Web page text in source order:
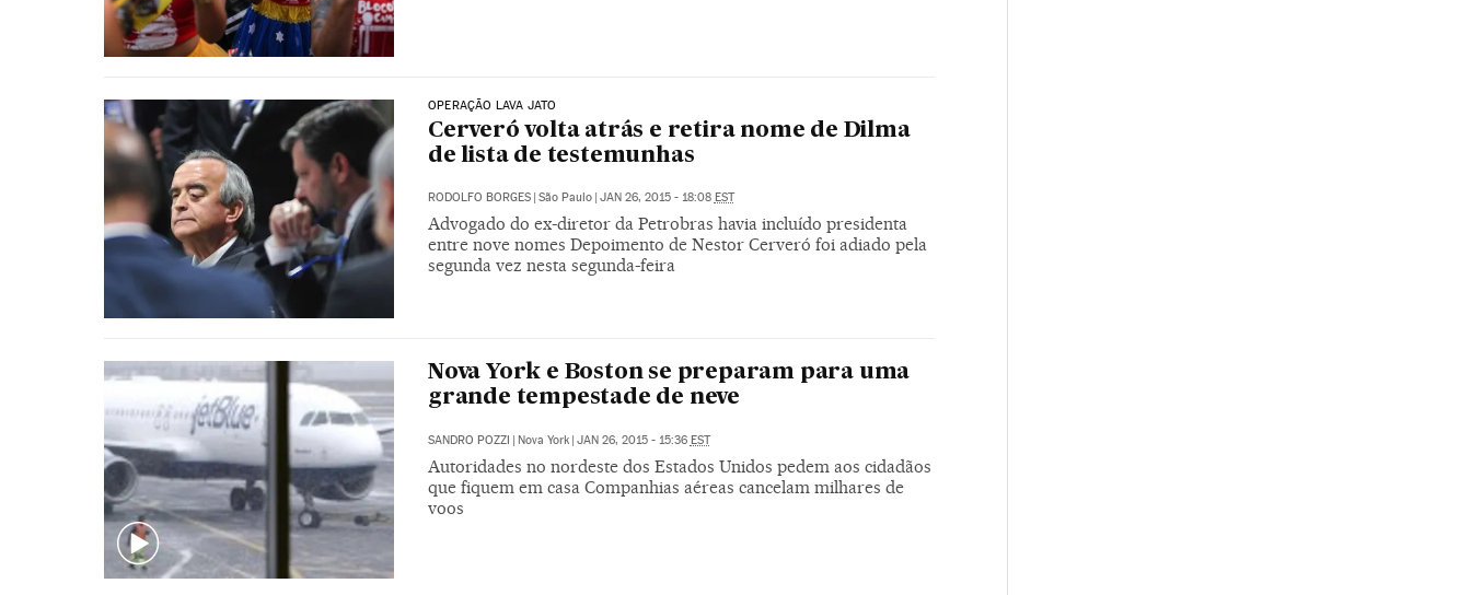
OPERAÇÃO LAVA JATO
Cerveró volta atrás e retira nome de Dilma
de lista de testemunhas
RODOLFO BORGES São Paulo JAN 26, 2015 - 18:08 EST
Advogado do ex-diretor da Petrobras havia incluído presidenta
entre nove nomes Depoimento de Nestor Cerveró foi adiado pela
segunda vez nesta segunda-feira
Nova York e Boston se preparam para uma
grande tempestade de neve
SANDRO POZZI | Nova York | JAN 26, 2015 - 15:36 EST
Autoridades no nordeste dos Estados Unidos pedem aos cidadãos
que fiquem em casa Companhias aéreas cancelam milhares de
voos